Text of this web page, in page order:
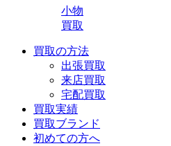
小物
買取
買取の方法
出張買取
来店買取
宅配買取
買取実績
買取ブランド
初めての方へ